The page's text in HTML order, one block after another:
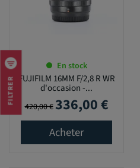
FILTRER
En stock
FUJIFILM 16MM F/2,8 R WR
d'occasion -...
Prix de base
420,00 € Prix
336,00 €
Acheter